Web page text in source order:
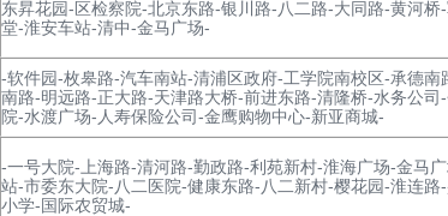
东昇花园-区检察院-北京东路-银川路-八二路-大同路-黄河桥
堂-淮安车站-清中-金马广场-
-软件园-枚皋路-汽车南站-清浦区政府-工学院南校区-承德南
南路-明远路-正大路-天津路大桥-前进东路-清隆桥-水务公司
院-水渡广场-人寿保险公司-金鹰购物中心-新亚商城-
-一号大院-上海路-清河路-勤政路-利苑新村-淮海广场-金马
站-市委东大院-八二医院-健康东路-八二新村-樱花园-淮连路
小学-国际农贸城-